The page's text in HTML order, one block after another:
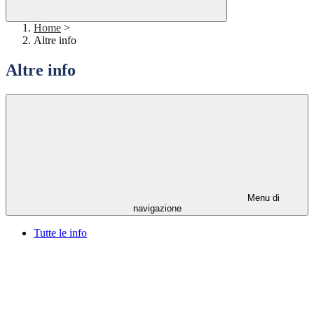
Home >
Altre info
Altre info
Menu di
navigazione
Tutte le info